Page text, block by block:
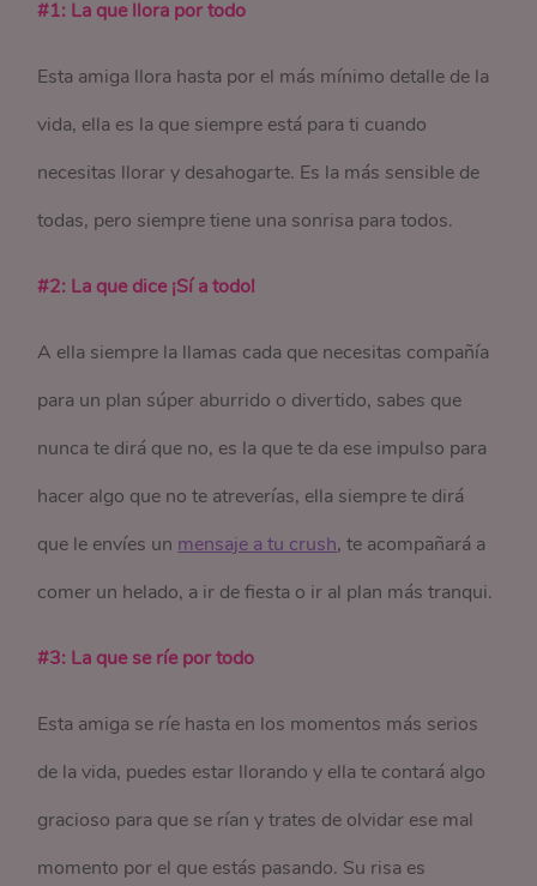
#1: La que llora por todo
Esta amiga llora hasta por el más mínimo detalle de la
vida, ella es la que siempre está para ti cuando
necesitas llorar y desahogarte. Es la más sensible de
todas, pero siempre tiene una sonrisa para todos.
#2: La que dice ¡Sí a todo!
A ella siempre la llamas cada que necesitas compañía
para un plan súper aburrido o divertido, sabes que
nunca te dirá que no, es la que te da ese impulso para
hacer algo que no te atreverías, ella siempre te dirá
que le envíes un mensaje a tu crush, te acompañará a
comer un helado, a ir de fiesta o ir al plan más tranqui.
#3: La que se ríe por todo
Esta amiga se ríe hasta en los momentos más serios
de la vida, puedes estar llorando y ella te contará algo
gracioso para que se rían y trates de olvidar ese mal
momento por el que estás pasando. Su risa es